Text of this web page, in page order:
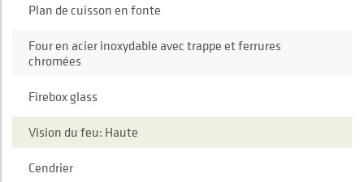
Plan de cuisson en fonte
Four en acier inoxydable avec trappe et ferrures
chromées
Firebox glass
Vision du feu: Haute
Cendrier